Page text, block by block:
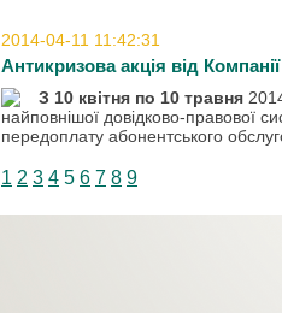
2014-04-11 11:42:31
Антикризова акція від
З 10 квітня по 10 травня
найповнішої довідково-правової
передоплату абонентського
1 2 3 4 5 6 7 8 9